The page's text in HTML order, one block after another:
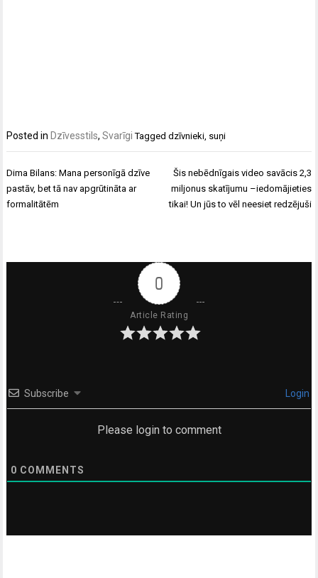
Posted in Dzīvesstils,Svarīgi Taggeddzīvnieki suņi
Ziņu
izvēlne
Dima Bilans: Mana personīgā dzīve
pastāv, bet tā nav apgrūtināta ar
formalitātēm
Šis nebēdnīgais video savācis 2,3
miljonus skatījumu –iedomājieties
tikai! Un jūs to vēl neesiet redzējuši
0
Article Rating
Subscribe Login
Please login to comment
0 COMMENTS